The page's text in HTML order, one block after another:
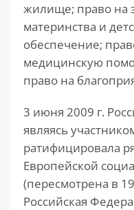
жилище; право на
материнства и
обеспечение;
медицинскую
право на
3 июня 2009 г.
являясь
ратифицировала
Европейской
(пересмотрена в
Российская